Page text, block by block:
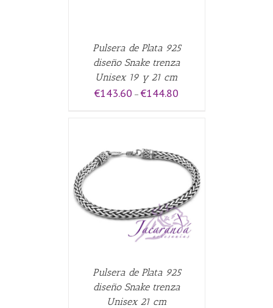
Pulsera de Plata 925
diseño Snake trenza
Unisex 19 y 21 cm
€143.60 –€144.80
Pulsera de Plata 925
diseño Snake trenza
Unisex 21 cm